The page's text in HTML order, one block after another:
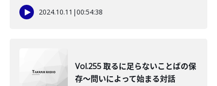
2024.10.11 |00:54:38
Vol.255 取るに足らないことばの保
存～問いによって始まる対話